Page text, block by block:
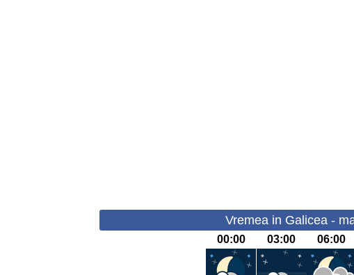
Vremea in Galicea -
00:00 03:00 06:00